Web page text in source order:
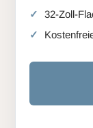
32-Zoll-